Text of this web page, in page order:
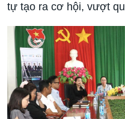
tự tạo ra cơ hội, vượt